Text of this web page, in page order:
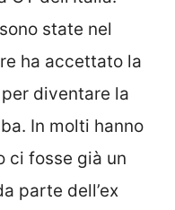
state nel
ha accettato la
diventare la
In molti hanno
ci fosse già un
parte dell’ex